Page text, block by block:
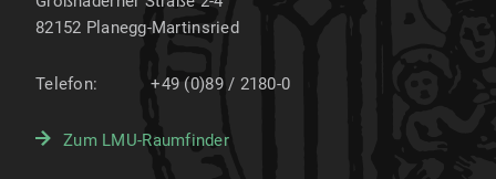
82152 Planegg-Martinsried
Telefon: +49 (0)89 / 2180-0
Zum LMU-Raumfinder